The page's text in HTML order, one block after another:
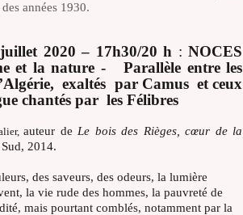
années 1930.
2020 – 17h30/20 h : NOCES
et la nature - Parallèle entre les
exaltés par Camus et ceux
chantés par les Félibres
auteur de Le bois des Rièges, cœur de la
2014.
des saveurs, des odeurs, la lumière
la vie rude des hommes, la pauvreté de
mais pourtant comblés, notamment par la